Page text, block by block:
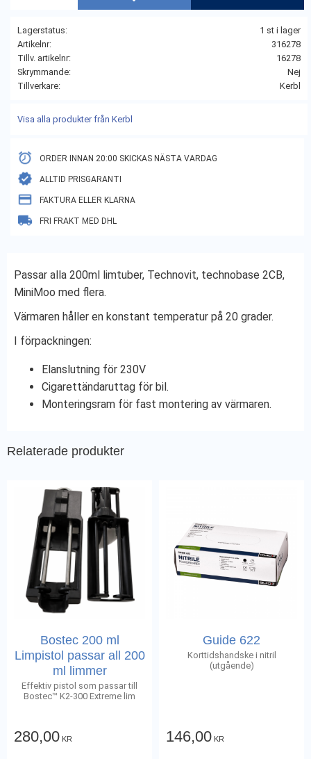
Lagerstatus
1 st i lager
Artikelnr
316278
Tillv. artikelnr
16278
Skrymmande
Nej
Tillverkare
Kerbl
Visa alla produkter från Kerbl
ORDER INNAN 20:00 SKICKAS NÄSTA VARDAG
ALLTID PRISGARANTI
FAKTURA ELLER KLARNA
FRI FRAKT MED DHL
Passar alla 200ml limtuber, Technovit, technobase 2CB,
MiniMoo med flera.
Värmaren håller en konstant temperatur på 20 grader.
I förpackningen:
Elanslutning för 230V
Cigarettändaruttag för bil.
Monteringsram för fast montering av värmaren.
Relaterade produkter
Bostec 200 ml
Limpistol passar all 200
ml limmer
Effektiv pistol som passar till
Bostec™ K2-300 Extreme lim
280,00 KR
Guide 622
Korttidshandske i nitril
(utgående)
146,00 KR